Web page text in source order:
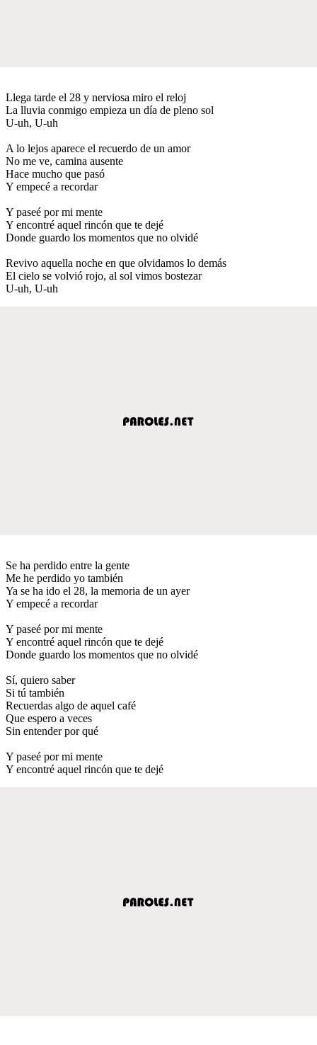
Llega tarde el 28 y nerviosa miro el reloj
La lluvia conmigo empieza un día de pleno sol
U-uh, U-uh
A lo lejos aparece el recuerdo de un amor
No me ve, camina ausente
Hace mucho que pasó
Y empecé a recordar
Y paseé por mi mente
Y encontré aquel rincón que te dejé
Donde guardo los momentos que no olvidé
Revivo aquella noche en que olvidamos lo demás
El cielo se volvió rojo, al sol vimos bostezar
U-uh, U-uh
Se ha perdido entre la gente
Me he perdido yo también
Ya se ha ido el 28, la memoria de un ayer
Y empecé a recordar
Y paseé por mi mente
Y encontré aquel rincón que te dejé
Donde guardo los momentos que no olvidé
Sí, quiero saber
Si tú también
Recuerdas algo de aquel café
Que espero a veces
Sin entender por qué
Y paseé por mi mente
Y encontré aquel rincón que te dejé